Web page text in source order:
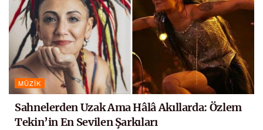
MÜZIK
Sahnelerden Uzak Ama Hâlâ Akıllarda: Özlem
Tekin’in En Sevilen Şarkıları